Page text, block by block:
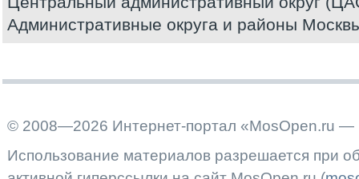
Административные округа и районы
© 2008—2026 Интернет-портал «MosOpen.ru —
Использование материалов разрешается при